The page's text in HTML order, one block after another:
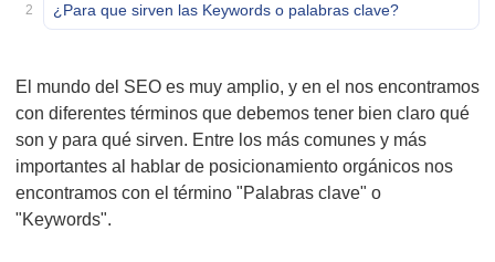
2 ¿Para que sirven las Keywords o palabras clave?
El mundo del SEO es muy amplio, y en el nos encontramos
con diferentes términos que debemos tener bien claro qué
son y para qué sirven. Entre los más comunes y más
importantes al hablar de posicionamiento orgánicos nos
encontramos con el término "Palabras clave" o
"Keywords".